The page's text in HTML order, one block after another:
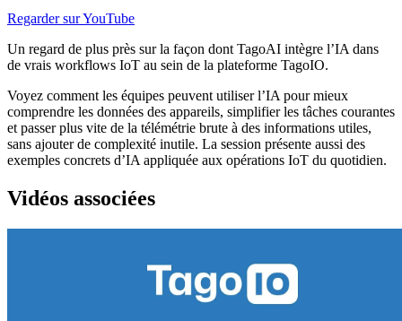
Regarder sur YouTube
Un regard de plus près sur la façon dont TagoAI intègre l’IA dans
de vrais workflows IoT au sein de la plateforme TagoIO.
Voyez comment les équipes peuvent utiliser l’IA pour mieux
comprendre les données des appareils, simplifier les tâches courantes
et passer plus vite de la télémétrie brute à des informations utiles,
sans ajouter de complexité inutile. La session présente aussi des
exemples concrets d’IA appliquée aux opérations IoT du quotidien.
Vidéos associées